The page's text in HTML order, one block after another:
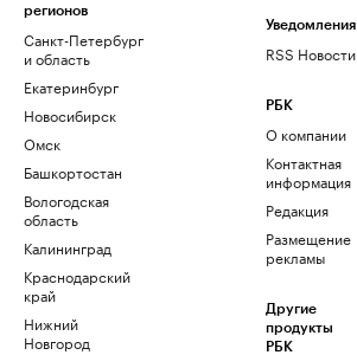
регионов
Санкт-Петербург
и область
Екатеринбург
Новосибирск
Омск
Башкортостан
Вологодская
область
Калининград
Краснодарский
край
Нижний
Новгород
Уведомления
RSS Новости
РБК
О компании
Контактная
информация
Редакция
Размещение
рекламы
Другие
продукты
РБК